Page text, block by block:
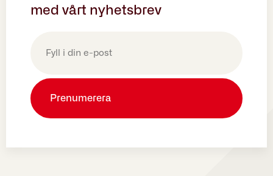
med vårt nyhetsbrev
(Obligatoriskt)